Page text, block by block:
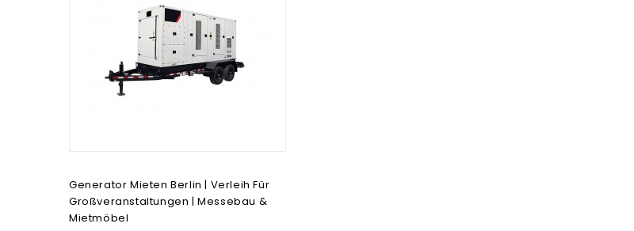
Generator Mieten Berlin | Verleih Für
Großveranstaltungen | Messebau &
Mietmöbel